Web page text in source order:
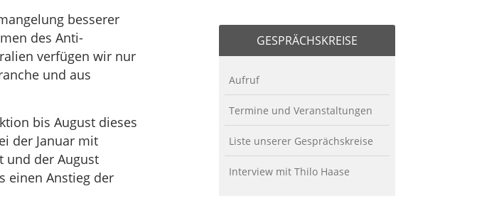
besserer
des Anti-
verfügen wir nur
und aus
bis August dieses
der Januar mit
und der August
einen Anstieg der
GESPRÄCHSKREISE
Aufruf
Termine und Veranstaltungen
Liste unserer Gesprächskreise
Interview mit Thilo Haase